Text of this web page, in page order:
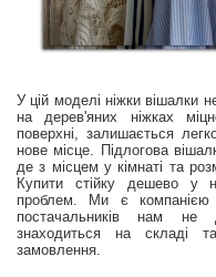
У цій моделі ніжки вішалки
на дерев'яних ніжках
поверхні, залишається
нове місце. Підлогова
де з місцем у кімнаті та
Купити стійку дешево у
проблем. Ми є компанією
постачальників нам не
знаходиться на складі
замовлення.